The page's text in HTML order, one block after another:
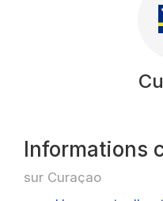
Informations
sur Curaçao